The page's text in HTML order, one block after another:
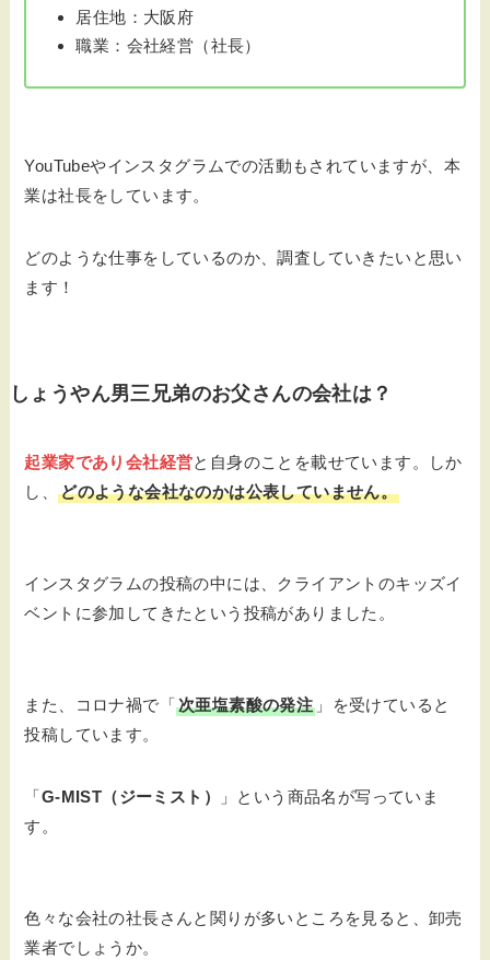
居住地：大阪府
職業：会社経営（社長）
YouTubeやインスタグラムでの活動もされていますが、本
業は社長をしています。
どのような仕事をしているのか、調査していきたいと思い
ます！
しょうやん男三兄弟のお父さんの会社は？
起業家であり会社経営と自身のことを載せています。しか
し、どのような会社なのかは公表していません。
インスタグラムの投稿の中には、クライアントのキッズイ
ベントに参加してきたという投稿がありました。
また、コロナ禍で「次亜塩素酸の発注 」を受けていると
投稿しています。
「 G-MIST（ジーミスト）
」という商品名が写っていま
す。
色々な会社の社長さんと関りが多いところを見ると、卸売
業者でしょうか。